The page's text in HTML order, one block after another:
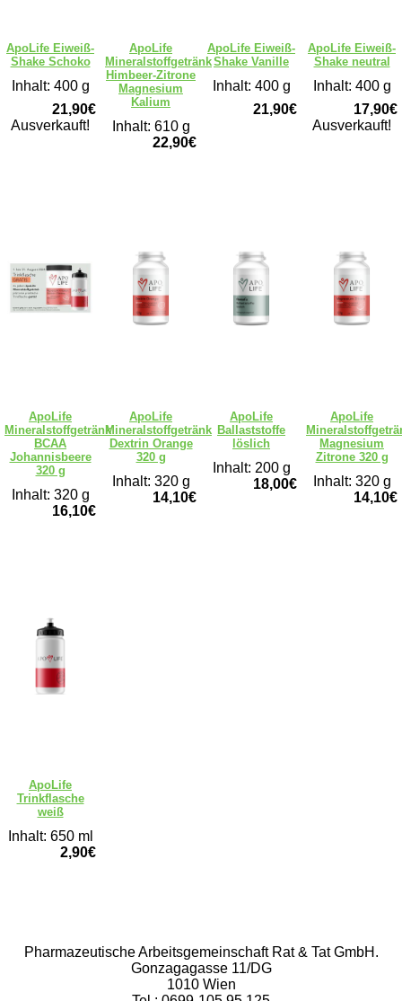
ApoLife Eiweiß-
Shake Schoko
Inhalt: 400 g
21,90€
Ausverkauft!
ApoLife
Mineralstoffgetränk
Himbeer-Zitrone
Magnesium
Kalium
Inhalt: 610 g
22,90€
ApoLife Eiweiß-
Shake Vanille
Inhalt: 400 g
21,90€
ApoLife Eiweiß-
Shake neutral
Inhalt: 400 g
17,90€
Ausverkauft!
ApoLife
Mineralstoffgetränk
BCAA
Johannisbeere
320 g
Inhalt: 320 g
16,10€
ApoLife
Mineralstoffgetränk
Dextrin Orange
320 g
Inhalt: 320 g
14,10€
ApoLife
Ballaststoffe
löslich
Inhalt: 200 g
18,00€
ApoLife
Magnesium
Zitrone 320 g
Inhalt: 320 g
14,10€
ApoLife
Trinkflasche
weiß
Inhalt: 650 ml
2,90€
Pharmazeutische Arbeitsgemeinschaft Rat & Tat GmbH.
Gonzagagasse 11/DG
1010 Wien